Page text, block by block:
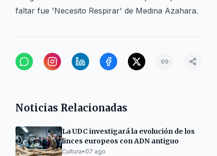
faltar fue 'Necesito Respirar' de Medina Azahara.
Noticias Relacionadas
La UDC investigará la evolución de los
linces europeos con ADN antiguo
Cultura• 07 ago